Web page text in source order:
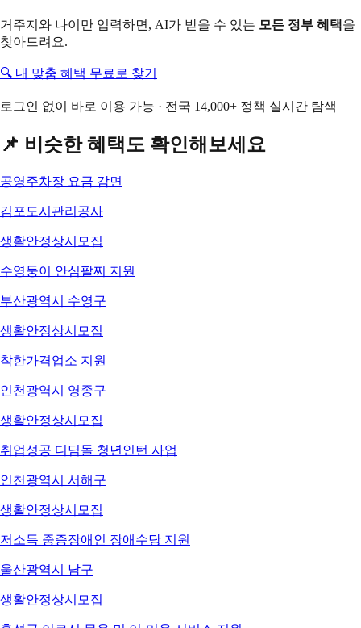
거주지와 나이만 입력하면, AI가 받을 수 있는 모든 정부 혜택을
찾아드려요.
🔍 내 맞춤 혜택 무료로 찾기
로그인 없이 바로 이용 가능 · 전국 14,000+ 정책 실시간 탐색
📌 비슷한 혜택도 확인해보세요
공영주차장 요금 감면
김포도시관리공사
생활안정상시모집
수영둥이 안심팔찌 지원
부산광역시 수영구
생활안정상시모집
착한가격업소 지원
인천광역시 영종구
생활안정상시모집
취업성공 디딤돌 청년인턴 사업
인천광역시 서해구
생활안정상시모집
저소득 중증장애인 장애수당 지원
울산광역시 남구
생활안정상시모집